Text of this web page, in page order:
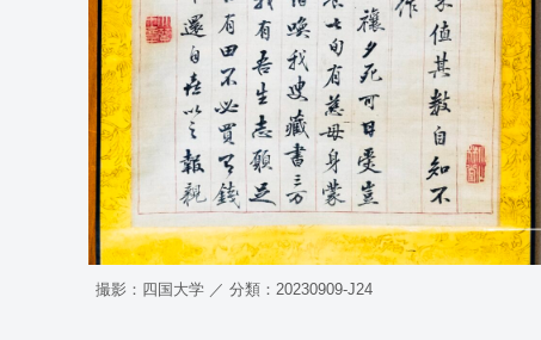
撮影：四国大学 ／ 分類：20230909-J24